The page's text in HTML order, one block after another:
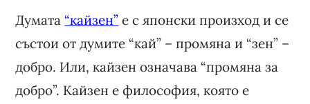
Думата “кайзен” е с японски произход и се
състои от думите “кай” – промяна и “зен” –
добро. Или, кайзен означава “промяна за
добро”. Кайзен е философия, която е